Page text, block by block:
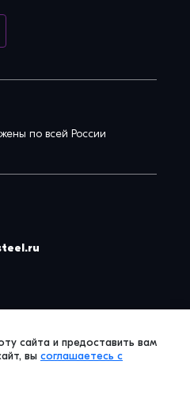
сайта и предоставить вам
вы соглашаетесь с
по всей России